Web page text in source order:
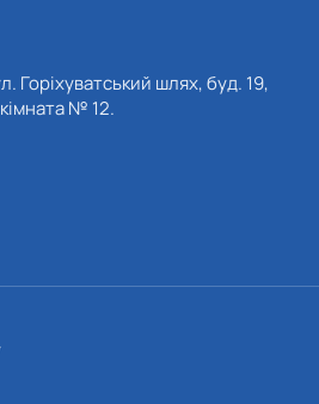
Горіхуватський шлях, буд. 19,
№ 12.